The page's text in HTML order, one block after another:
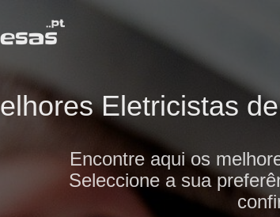
Eletricistas
Encontre aqui os
Seleccione a sua